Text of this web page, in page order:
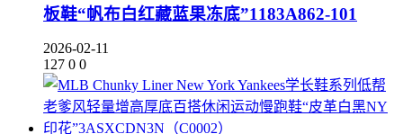
板鞋“帆布白红藏蓝果冻底”1183A862-101
2026-02-11
127 0 0